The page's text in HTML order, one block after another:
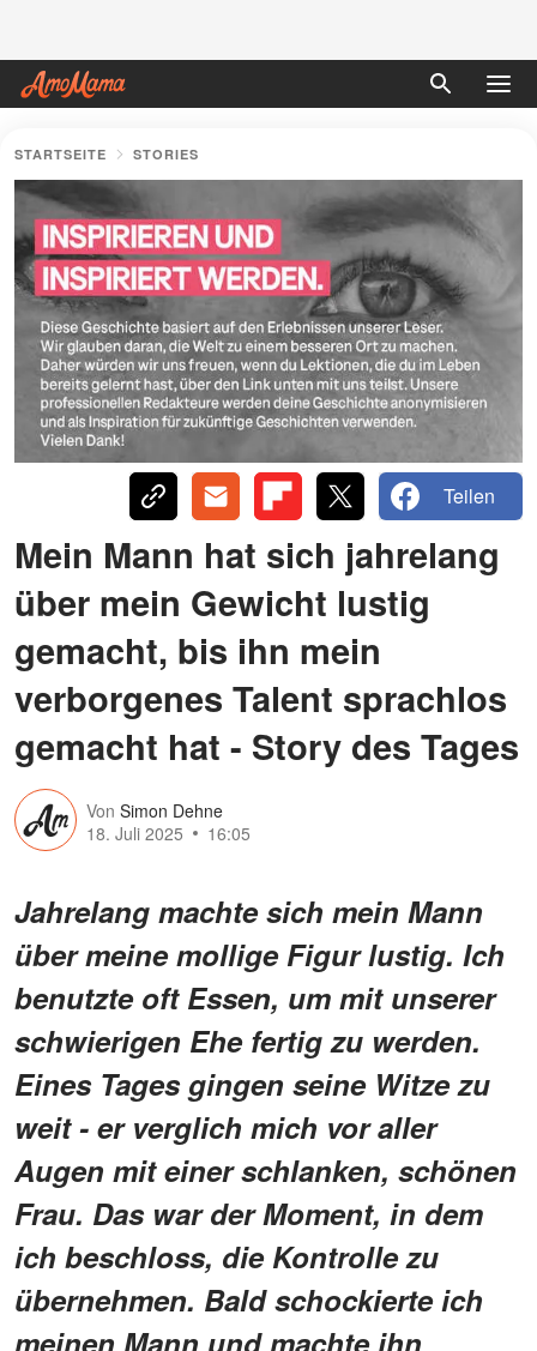
STARTSEITE STORIES
Teilen
Mein Mann hat sich jahrelang
über mein Gewicht lustig
gemacht, bis ihn mein
verborgenes Talent sprachlos
gemacht hat - Story des Tages
Von Simon Dehne
18. Juli 2025
16:05
Jahrelang machte sich mein Mann
über meine mollige Figur lustig. Ich
benutzte oft Essen, um mit unserer
schwierigen Ehe fertig zu werden.
Eines Tages gingen seine Witze zu
weit - er verglich mich vor aller
Augen mit einer schlanken, schönen
Frau. Das war der Moment, in dem
ich beschloss, die Kontrolle zu
übernehmen. Bald schockierte ich
meinen Mann und machte ihn